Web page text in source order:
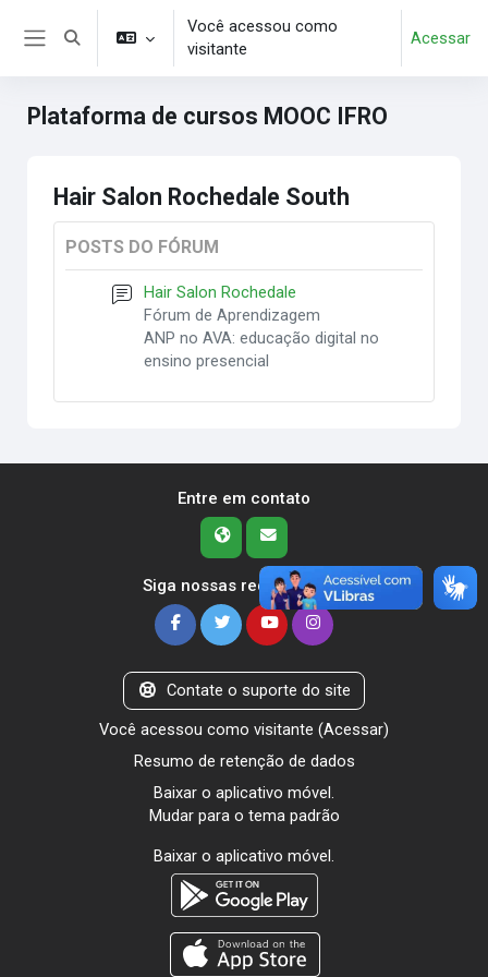
Ir para o conteúdo principal
Alternar entrada de pesquisa
Você acessou como
visitante
Acessar
Plataforma de cursos MOOC IFRO
Hair Salon Rochedale South
POSTS DO FÓRUM
Hair Salon Rochedale
Fórum de Aprendizagem
ANP no AVA: educação digital no
ensino presencial
Entre em contato
Siga nossas redes sociais
Contate o suporte do site
Você acessou como visitante (Acessar)
Resumo de retenção de dados
Baixar o aplicativo móvel.
Mudar para o tema padrão
Baixar o aplicativo móvel.